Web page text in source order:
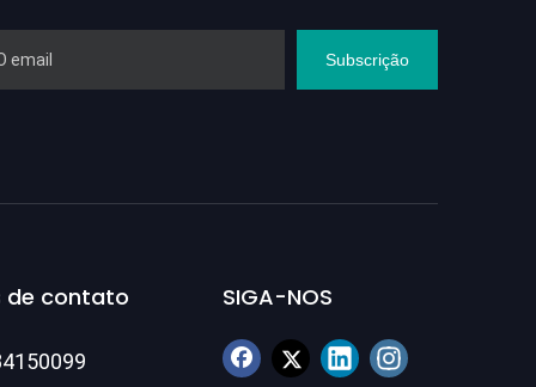
Subscrição
de contato SIGA-NOS